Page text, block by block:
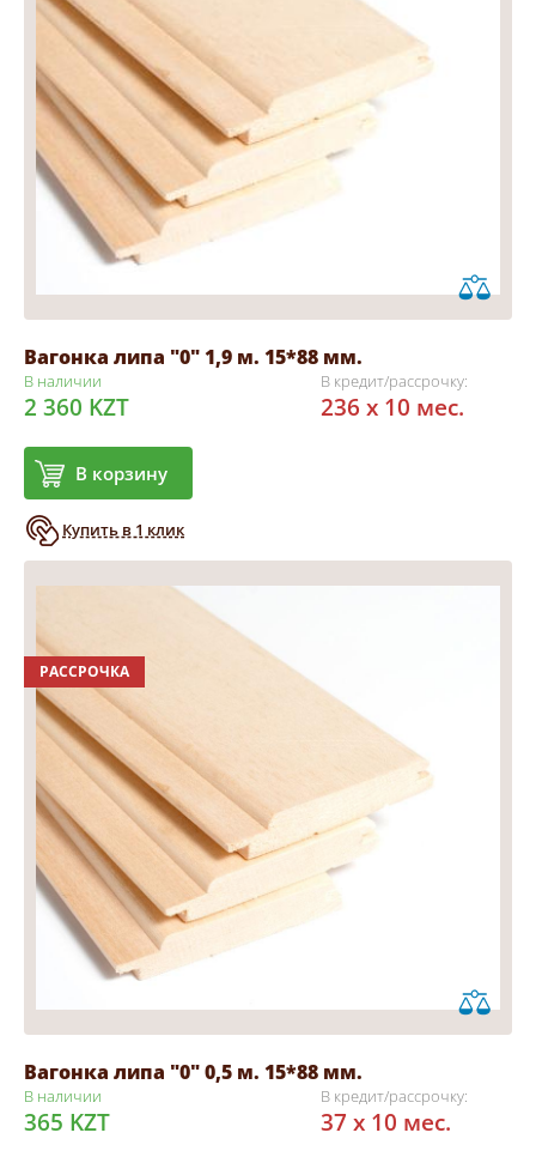
Вагонка липа "0" 1,9 м. 15*88 мм.
В наличии
2 360 KZT
В корзину
Купить в 1 клик
В кредит/рассрочку:
236 x 10 мес.
РАССРОЧКА
Вагонка липа "0" 0,5 м. 15*88 мм.
В наличии
365 KZT
В кредит/рассрочку:
37 x 10 мес.